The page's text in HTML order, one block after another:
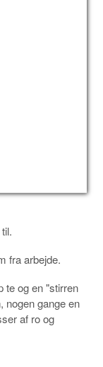
fra arbejde.
te og en "stirren
nogen gange en
af ro og